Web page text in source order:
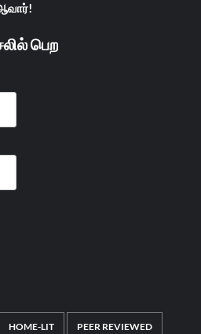
பெற
HOME-LIT PEER REVIEWED